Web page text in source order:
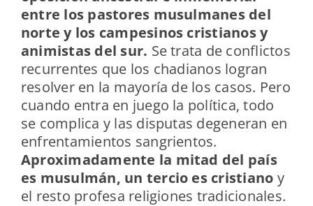
entre los pastores musulmanes del
norte y los campesinos cristianos y
animistas del sur. Se trata de conflictos
recurrentes que los chadianos logran
resolver en la mayoría de los casos. Pero
cuando entra en juego la política, todo
se complica y las disputas degeneran en
enfrentamientos sangrientos.
Aproximadamente la mitad del país
es musulmán, un tercio es cristiano y
el resto profesa religiones tradicionales.